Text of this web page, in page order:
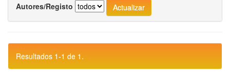
Autores/Registo
Resultados 1-1 de 1.